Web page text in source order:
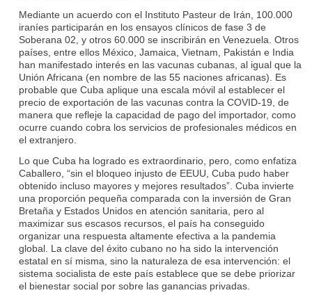
Mediante un acuerdo con el Instituto Pasteur de Irán, 100.000
iraníes participarán en los ensayos clínicos de fase 3 de
Soberana 02, y otros 60.000 se inscribirán en Venezuela. Otros
países, entre ellos México, Jamaica, Vietnam, Pakistán e India
han manifestado interés en las vacunas cubanas, al igual que la
Unión Africana (en nombre de las 55 naciones africanas). Es
probable que Cuba aplique una escala móvil al establecer el
precio de exportación de las vacunas contra la COVID‑19, de
manera que refleje la capacidad de pago del importador, como
ocurre cuando cobra los servicios de profesionales médicos en
el extranjero.
Lo que Cuba ha logrado es extraordinario, pero, como enfatiza
Caballero, “sin el bloqueo injusto de EEUU, Cuba pudo haber
obtenido incluso mayores y mejores resultados”. Cuba invierte
una proporción pequeña comparada con la inversión de Gran
Bretaña y Estados Unidos en atención sanitaria, pero al
maximizar sus escasos recursos, el país ha conseguido
organizar una respuesta altamente efectiva a la pandemia
global. La clave del éxito cubano no ha sido la intervención
estatal en sí misma, sino la naturaleza de esa intervención: el
sistema socialista de este país establece que se debe priorizar
el bienestar social por sobre las ganancias privadas.